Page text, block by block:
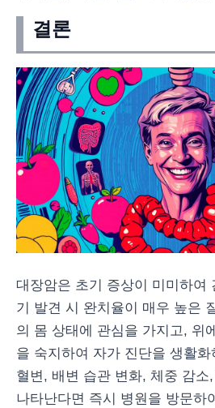
결론
대장암은 초기 증상이 미미하여
기 발견 시 완치율이 매우 높은
의 몸 상태에 관심을 가지고, 위
을 숙지하여 자가 진단을 생활
혈변, 배변 습관 변화, 체중 감소
나타난다면 즉시 병원을 방문하